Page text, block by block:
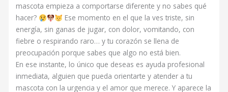
mascota empieza a comportarse diferente y no sabes qué
hacer?
Ese momento en el que la ves triste, sin
energía, sin ganas de jugar, con dolor, vomitando, con
fiebre o respirando raro… y tu corazón se llena de
preocupación porque sabes que algo no está bien.
En ese instante, lo único que deseas es ayuda profesional
inmediata, alguien que pueda orientarte y atender a tu
mascota con la urgencia y el amor que merece. Y aparece la